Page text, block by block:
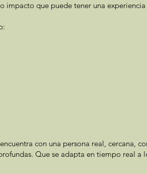
que puede tener una
con una persona real, cercana,
Que se adapta en tiempo real a